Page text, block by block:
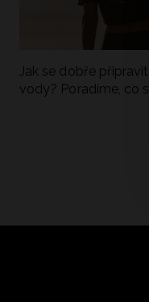
Jak se dobře připravit
vody? Poradíme, co